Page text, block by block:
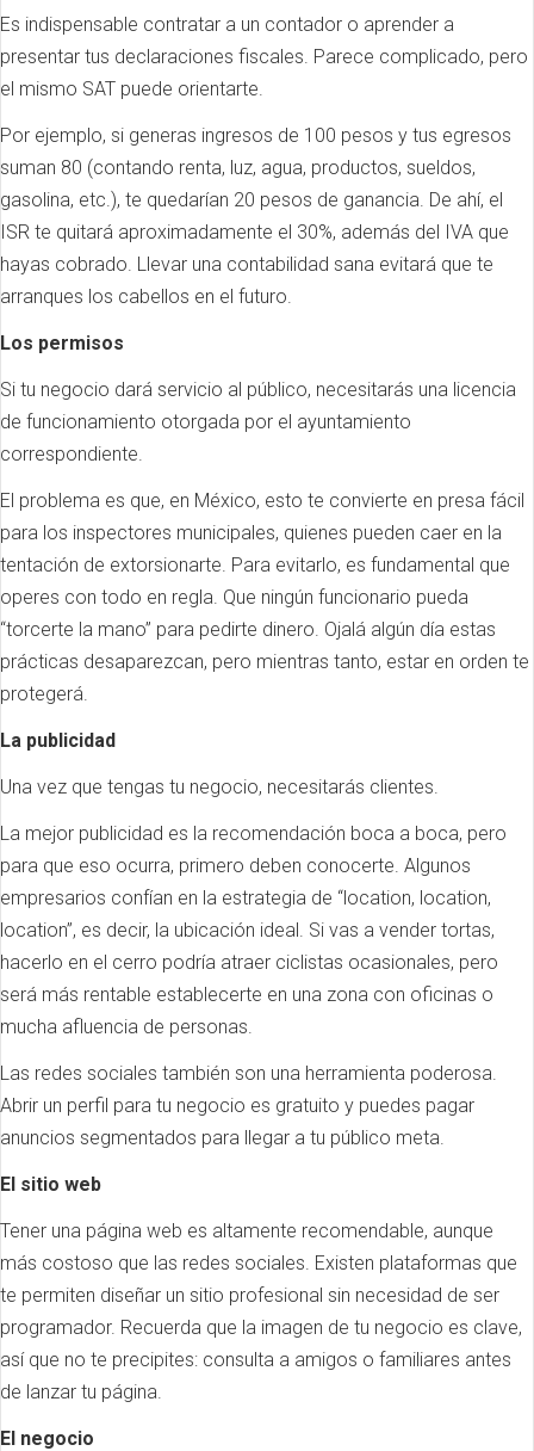
Es indispensable contratar a un contador o aprender a
presentar tus declaraciones fiscales. Parece complicado, pero
el mismo SAT puede orientarte.
Por ejemplo, si generas ingresos de 100 pesos y tus egresos
suman 80 (contando renta, luz, agua, productos, sueldos,
gasolina, etc.), te quedarían 20 pesos de ganancia. De ahí, el
ISR te quitará aproximadamente el 30%, además del IVA que
hayas cobrado. Llevar una contabilidad sana evitará que te
arranques los cabellos en el futuro.
Los permisos
Si tu negocio dará servicio al público, necesitarás una licencia
de funcionamiento otorgada por el ayuntamiento
correspondiente.
El problema es que, en México, esto te convierte en presa fácil
para los inspectores municipales, quienes pueden caer en la
tentación de extorsionarte. Para evitarlo, es fundamental que
operes con todo en regla. Que ningún funcionario pueda
“torcerte la mano” para pedirte dinero. Ojalá algún día estas
prácticas desaparezcan, pero mientras tanto, estar en orden te
protegerá.
La publicidad
Una vez que tengas tu negocio, necesitarás clientes.
La mejor publicidad es la recomendación boca a boca, pero
para que eso ocurra, primero deben conocerte. Algunos
empresarios confían en la estrategia de “location, location,
location”, es decir, la ubicación ideal. Si vas a vender tortas,
hacerlo en el cerro podría atraer ciclistas ocasionales, pero
será más rentable establecerte en una zona con oficinas o
mucha afluencia de personas.
Las redes sociales también son una herramienta poderosa.
Abrir un perfil para tu negocio es gratuito y puedes pagar
anuncios segmentados para llegar a tu público meta.
El sitio web
Tener una página web es altamente recomendable, aunque
más costoso que las redes sociales. Existen plataformas que
te permiten diseñar un sitio profesional sin necesidad de ser
programador. Recuerda que la imagen de tu negocio es clave,
así que no te precipites: consulta a amigos o familiares antes
de lanzar tu página.
El negocio